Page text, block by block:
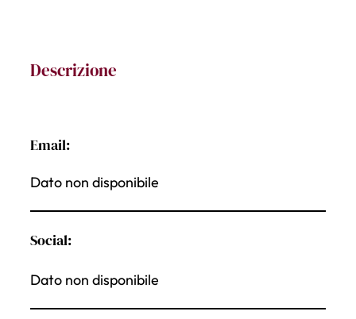
Descrizione
Email:
Dato non disponibile
Social:
Dato non disponibile